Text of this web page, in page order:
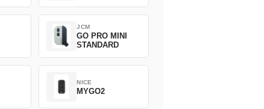
JCM
GO PRO MINI
STANDARD
NICE
MYGO2